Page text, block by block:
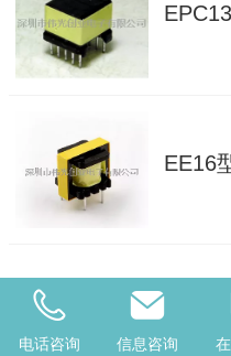
EE16
电话咨询 信息咨询